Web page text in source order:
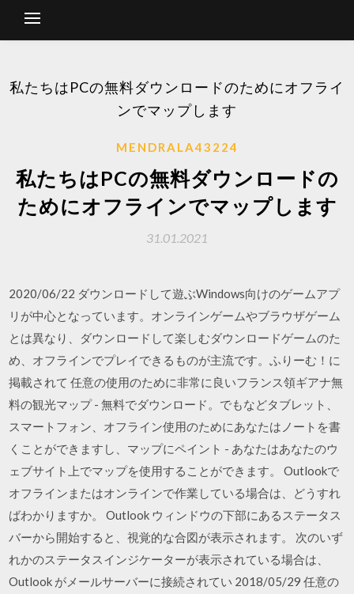
私たちはPCの無料ダウンロードのためにオフライ
ンでマップします
MENDRALA43224
私たちはPCの無料ダウンロードの
ためにオフラインでマップします
31.01.2021
2020/06/22 ダウンロードして遊ぶWindows向けのゲームアプ
リが中心となっています。オンラインゲームやブラウザゲーム
とは異なり、ダウンロードして楽しむダウンロードゲームのた
め、オフラインでプレイできるものが主流です。ふりーむ！に
掲載されて 任意の使用のために非常に良いフランス領ギアナ無
料の観光マップ - 無料でダウンロード。でもなどタブレット、
スマートフォン、オフライン使用のためにあなたはノートを書
くことができますし、マップにペイント - あなたはあなたのウ
ェブサイト上でマップを使用することができます。 Outlookで
オフラインまたはオンラインで作業している場合は、どうすれ
ばわかりますか。 Outlook ウィンドウの下部にあるステータス
バーから開始すると、視覚的な合図が表示されます。 次のいず
れかのステータスインジケーターが表示されている場合は、
Outlook がメールサーバーに接続されてい 2018/05/29 任意の